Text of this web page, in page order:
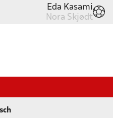
Eda Kasami
Nora Skjødt